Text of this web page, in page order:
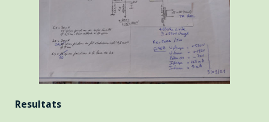
Resultats